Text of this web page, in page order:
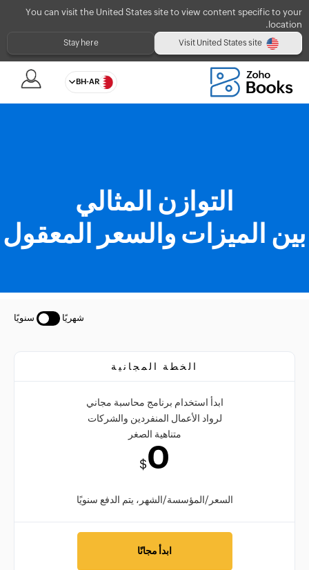
You can visit the United States site to view content specific to your
location.
Visit United States site
Stay here
BH-AR
التوازن المثالي
بين الميزات والسعر المعقول
شهريًا سنويًا
الخطة المجانية
ابدأ استخدام برنامج محاسبة مجاني
لرواد الأعمال المنفردين والشركات
متناهية الصغر
$0
السعر/المؤسسة/الشهر، يتم الدفع سنويًا
ابدأ مجانًا